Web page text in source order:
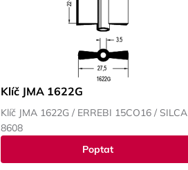
Klíč JMA 1622G
Klíč JMA 1622G / ERREBI 15CO16 / SILCA
8608
Poptat